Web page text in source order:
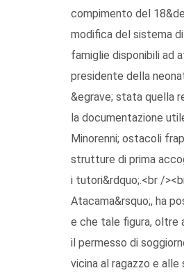
compimento del
modifica del sistema
famiglie disponibili ad
presidente della
&egrave; stata quella
la documentazione
Minorenni; ostacoli
strutture di prima
i tutori&rdquo;.<br /
Atacama&rsquo;, ha
e che tale figura, oltre
il permesso di
vicina al ragazzo e alle